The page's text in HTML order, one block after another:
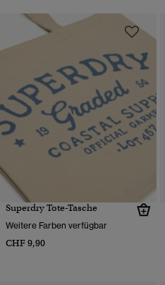
Superdry Tote-Tasche
Weitere Farben verfügbar
CHF 9,90